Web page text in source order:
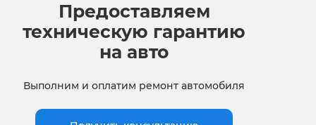
Предоставляем
техническую гарантию
на авто
Выполним и оплатим ремонт автомобиля